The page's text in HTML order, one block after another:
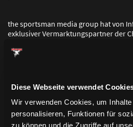
Diese Webseite verwendet
Wir verwenden Cookies, um
personalisieren, Funktionen für
zu können und die Zugriffe auf
the sportsman media group hat von
exklusiver Vermarktungspartner der
der Champions Hockey League in
und der Schweiz erhalten. In der
Hockey League berichten.